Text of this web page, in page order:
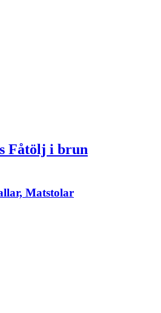
Fåtölj i brun
Matstolar